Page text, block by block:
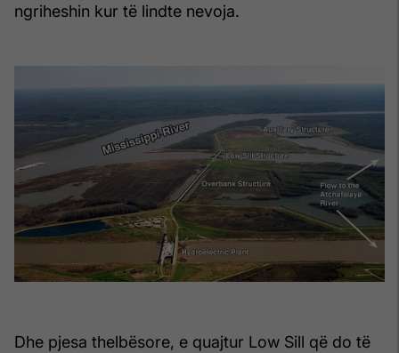
ngriheshin kur të lindte nevoja.
Dhe pjesa thelbësore, e quajtur Low Sill që do të